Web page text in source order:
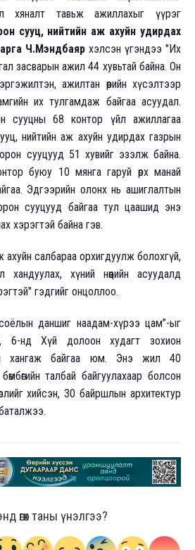
хяналт тавьж ажиллахыг үүрэг
сууц, нийтийн аж ахуйн удирдах
Ч.Мэндбаяр хэлсэн үгэндээ "Их
засварын ажил 44 хувьтай байна. Он
ажилтан өөрийн хүсэлтээр
хамгийн их тулгамдаж байгаа асуудал.
сууцны 68 контор үйл ажиллагаа
нийтийн аж ахуйн удирдах газрын
сууцууд 51 хувийг эзэлж байна.
буюу 10 мянга гаруй өрх манай
Эдгээрийн олонх нь ашиглалтын
сууцууд байгаа тул цаашид энэ
хэрэгтэй байна гэв.
ахуйн салбараа орхигдуулж болохгүй,
хандуулах, хүний нөөцийн асуудалд
гэдгийг онцоллоо.
даншиг наадам-хүрээ цам”-ыг
6-нд Хүй долоон худагт зохион
хангаж байгаа юм. Энэ жил 40
талбай байгуулахаар болсон
хийсэн, 30 байршлын архитектур
баталжээ.
өгөх таны үнэлгээ?